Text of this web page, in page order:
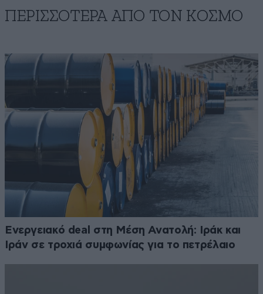
ΠΕΡΙΣΣΟΤΕΡΑ ΑΠΟ ΤΟΝ ΚΟΣΜΟ
Ενεργειακό deal στη Μέση Ανατολή: Ιράκ και
Ιράν σε τροχιά συμφωνίας για το πετρέλαιο